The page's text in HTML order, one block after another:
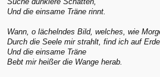
Und die einsame Träne rinnt.
Wann, o lächelndes Bild, welches, wie
Durch die Seele mir strahlt, find ich auf
Und die einsame Träne
Bebt mir heißer die Wange herab.